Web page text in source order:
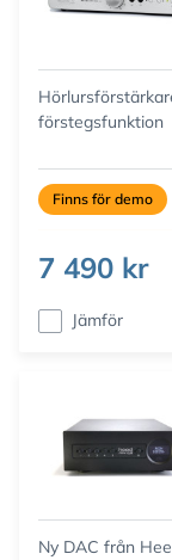
förstegsfunktion
Finns för demo
7 490 kr
Jämför
Ny DAC från